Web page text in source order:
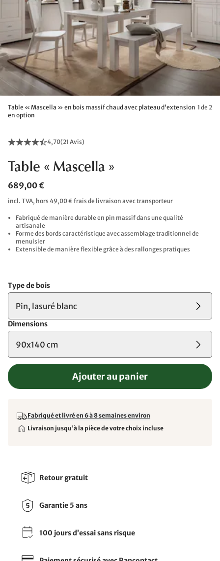
Table « Mascella » en bois massif chaud avec plateau d'extension
en option
1 de 2
4,70(21 Avis)
Table « Mascella »
689,00 €
incl. TVA, hors 49,00 € frais de livraison avec transporteur
Fabriqué de manière durable en pin massif dans une qualité
artisanale
Forme des bords caractéristique avec assemblage traditionnel de
menuisier
Extensible de manière flexible grâce à des rallonges pratiques
Type de bois
Pin, lasuré blanc
Dimensions
90x140 cm
Ajouter au panier
Fabriqué et livré en 6 à 8 semaines environ
Livraison jusqu'à la pièce de votre choix incluse
Retour gratuit
Garantie 5 ans
100 jours d’essai sans risque